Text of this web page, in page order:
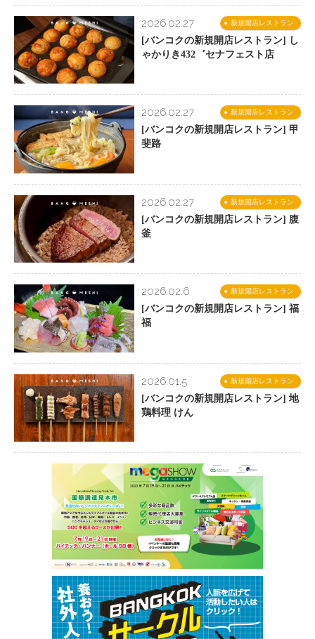
新規開店レストラン
2026.02.27
[バンコクの新規開店レストラン] し
ゃかりき432゛セナフェスト店
新規開店レストラン
2026.02.27
[バンコクの新規開店レストラン] 甲
斐路
新規開店レストラン
2026.02.27
[バンコクの新規開店レストラン] 腹
釜
新規開店レストラン
2026.02.6
[バンコクの新規開店レストラン] 福
福
新規開店レストラン
2026.01.5
[バンコクの新規開店レストラン] 地
鶏料理 けん